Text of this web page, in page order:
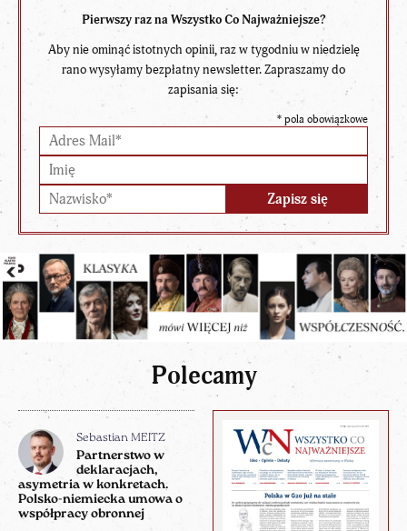
Pierwszy raz na Wszystko Co Najważniejsze?
Aby nie ominąć istotnych opinii, raz w tygodniu w niedzielę
rano wysyłamy bezpłatny newsletter. Zapraszamy do
zapisania się:
* pola obowiązkowe
Polecamy
Sebastian MEITZ
Partnerstwo w
deklaracjach,
asymetria w konkretach.
Polsko-niemiecka umowa o
współpracy obronnej